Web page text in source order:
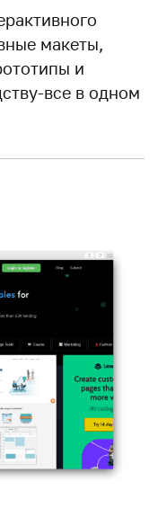
макеты,
и
все в одном